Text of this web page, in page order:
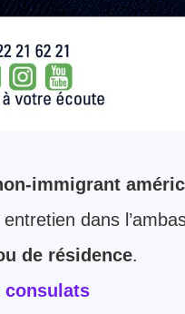
immigrant
dans
de résidence.
consulats